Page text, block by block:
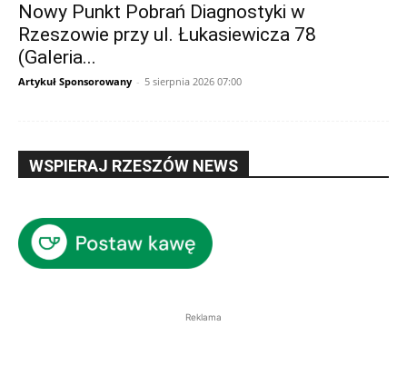
Nowy Punkt Pobrań Diagnostyki w
Rzeszowie przy ul. Łukasiewicza 78
(Galeria...
Artykuł Sponsorowany - 5 sierpnia 2026 07:00
WSPIERAJ RZESZÓW NEWS
Reklama